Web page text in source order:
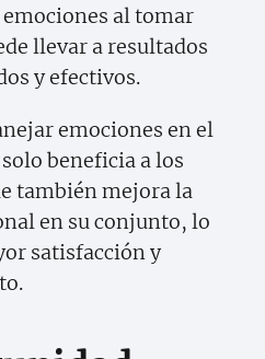
al tomar
llevar a resultados
y efectivos.
emociones en el
beneficia a los
también mejora la
en su conjunto, lo
satisfacción y